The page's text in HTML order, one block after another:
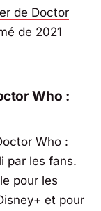
de Doctor
de 2021
Who :
Who :
par les fans.
pour les
et pour